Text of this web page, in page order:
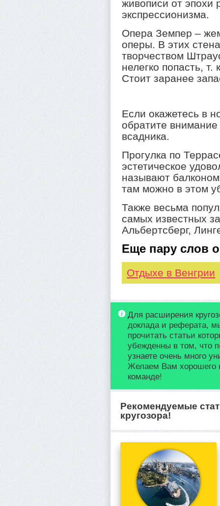
живописи от эпохи
экспрессионизма.
Опера Земпер –
оперы. В этих
творчеством
нелегко попасть,
Стоит заранее
Если окажетесь в
обратите
всадника.
Прогулка по
эстетическое
называют
там можно в этом
Также весьма
самых известных
Альбертсберг,
Еще пару слов
Отдыхе в Венгрии
Для расширения
доклада и реферата,
прочитать статьи
убежденны в том, что
узнаете очень много
Желаем Вам хорошего
команде!
Рекомендуемые
кругозора!